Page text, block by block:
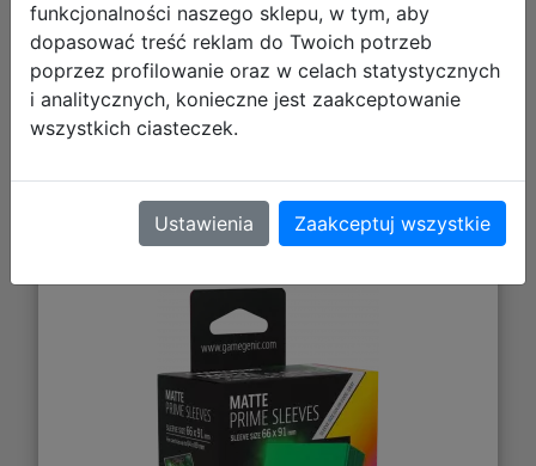
Galeria zdjęć
Gamegenic: Matte Prime Sleeves
(66x91 mm) - Green - 100 sztuk
funkcjonalności naszego sklepu, w tym, aby
dopasować treść reklam do Twoich potrzeb
poprzez profilowanie oraz w celach statystycznych
i analitycznych, konieczne jest zaakceptowanie
wszystkich ciasteczek.
Ustawienia Zaakceptuj wszystkie